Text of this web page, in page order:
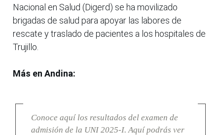
Nacional en Salud (Digerd) se ha movilizado
brigadas de salud para apoyar las labores de
rescate y traslado de pacientes a los hospitales de
Trujillo.
Más en Andina:
Conoce aquí los resultados del examen de
admisión de la UNI 2025-I. Aquí podrás ver